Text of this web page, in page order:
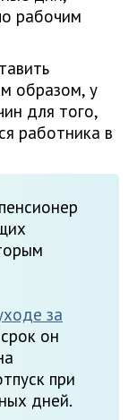
рабочим
образом, у
для того,
работника в
за
он
при
дней.